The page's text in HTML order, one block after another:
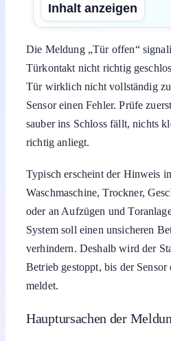
Inhalt anzeigen
Die Meldung „Tür offen“
Türkontakt nicht richtig
Tür wirklich nicht vollständig
Sensor einen Fehler. Prüfe
sauber ins Schloss fällt, nichts
richtig anliegt.
Typisch erscheint der Hinweis
Waschmaschine, Trockner,
oder an Aufzügen und
System soll einen unsicheren
verhindern. Deshalb wird der
Betrieb gestoppt, bis der Sensor
meldet.
Hauptursachen der